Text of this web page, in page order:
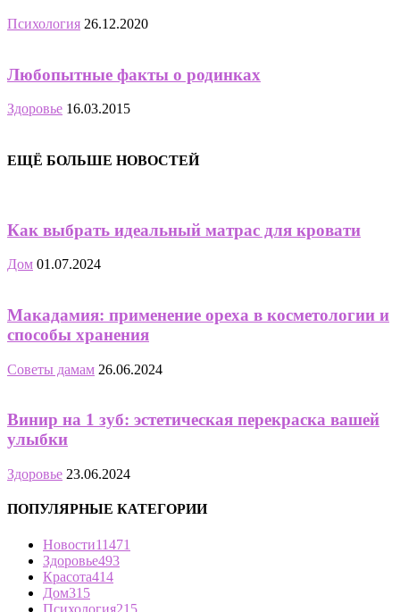
Психология 26.12.2020
Любопытные факты о родинках
Здоровье 16.03.2015
ЕЩЁ БОЛЬШЕ НОВОСТЕЙ
Как выбрать идеальный матрас для кровати
Дом 01.07.2024
Макадамия: применение ореха в косметологии и
способы хранения
Советы дамам 26.06.2024
Винир на 1 зуб: эстетическая перекраска вашей
улыбки
Здоровье 23.06.2024
ПОПУЛЯРНЫЕ КАТЕГОРИИ
Новости11471
Здоровье493
Красота414
Дом315
Психология215